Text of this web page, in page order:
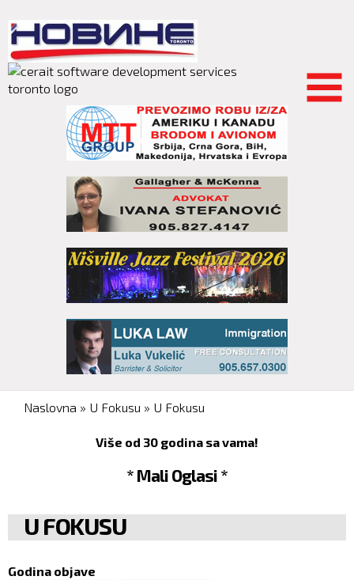
main
content
You are here
Naslovna » U Fokusu » U Fokusu
Više od 30 godina sa vama!
* Mali Oglasi *
U FOKUSU
Godina objave